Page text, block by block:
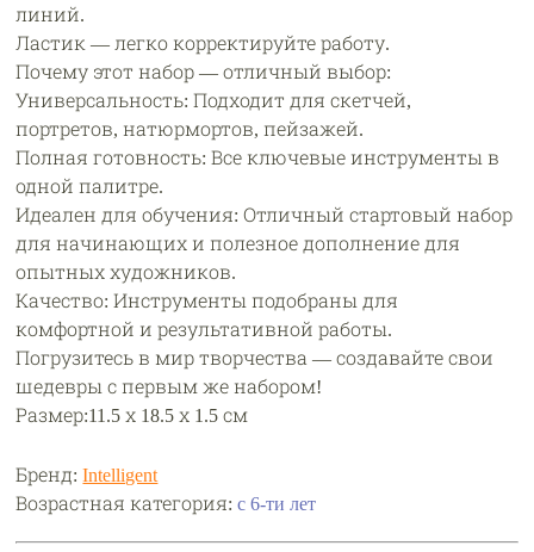
линий.
Ластик — легко корректируйте работу.
Почему этот набор — отличный выбор:
Универсальность: Подходит для скетчей,
портретов, натюрмортов, пейзажей.
Полная готовность: Все ключевые инструменты в
одной палитре.
Идеален для обучения: Отличный стартовый набор
для начинающих и полезное дополнение для
опытных художников.
Качество: Инструменты подобраны для
комфортной и результативной работы.
Погрузитесь в мир творчества — создавайте свои
шедевры с первым же набором!
Размер:11.5 х 18.5 х 1.5 см
Бренд:Intelligent
Возрастная категория:с 6-ти лет